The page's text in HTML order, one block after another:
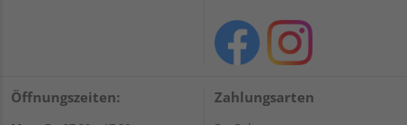
Öffnungszeiten: Zahlungsarten